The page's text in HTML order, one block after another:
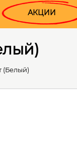
АКЦИИ
(Белый)